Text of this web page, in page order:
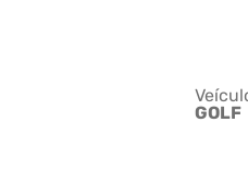
GOLF